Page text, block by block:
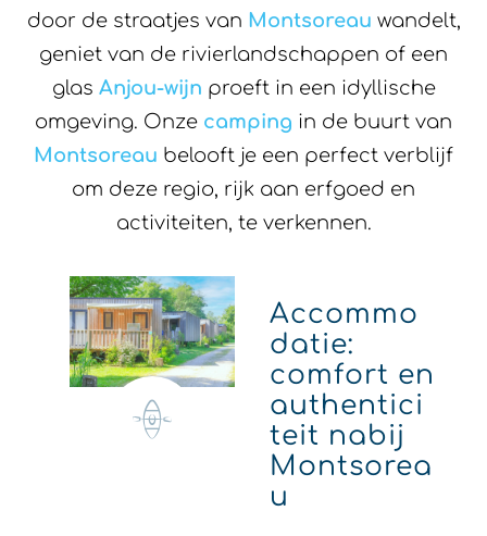
door de straatjes van Montsoreau wandelt,
geniet van de rivierlandschappen of een
glas Anjou-wijn proeft in een idyllische
omgeving. Onze camping in de buurt van
Montsoreau belooft je een perfect verblijf
om deze regio, rijk aan erfgoed en
activiteiten, te verkennen.
Accommo
datie:
comfort en
authentici
teit nabij
Montsorea
u